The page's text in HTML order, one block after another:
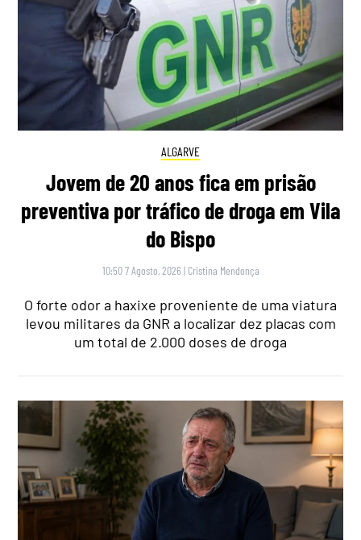
ALGARVE
Jovem de 20 anos fica em prisão
preventiva por tráfico de droga em Vila
do Bispo
10:50 7 Agosto, 2026 | Cristina Mendonça
O forte odor a haxixe proveniente de uma viatura
levou militares da GNR a localizar dez placas com
um total de 2.000 doses de droga